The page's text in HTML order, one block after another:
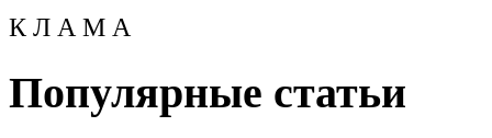
К Л А М А
Популярные статьи